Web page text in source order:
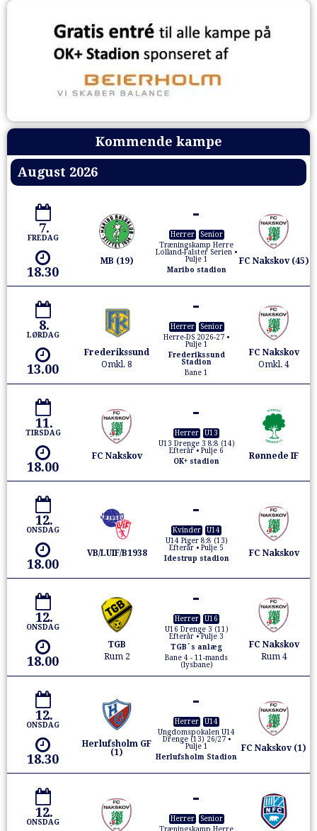
Kommende kampe
August 2026
7.
FREDAG
18.30
MB (19)
-
Herrer
Senior
Træningskamp Herre
Lolland-Falster Serien •
Pulje 1
Maribo stadion
FC Nakskov (45)
8.
LØRDAG
13.00
Frederikssund
Omkl. 8
-
Herrer
Senior
Herre-DS 2026-27 •
Pulje 1
Frederikssund
Stadion
Bane 1
FC Nakskov
Omkl. 4
11.
TIRSDAG
18.00
FC Nakskov
-
Herrer
U13
U13 Drenge 3 8:8 (14)
Efterår • Pulje 6
OK+ stadion
Rønnede IF
12.
ONSDAG
18.00
VB/LUIF/B1938
-
Kvinder
U14
U14 Piger 8:8 (13)
Efterår • Pulje 5
Idestrup stadion
FC Nakskov
12.
ONSDAG
18.00
TGB
Rum 2
-
Herrer
U16
U16 Drenge 3 (11)
Efterår • Pulje 3
TGB´s anlæg
Bane 4 - 11-mands
(lysbane)
FC Nakskov
Rum 4
12.
ONSDAG
18.30
Herlufsholm GF
(1)
-
Herrer
U14
Ungdomspokalen U14
Drenge (13) 26/27 •
Pulje 1
Herlufsholm Stadion
FC Nakskov (1)
12.
ONSDAG
-
Herrer
Senior
Træningskamp Herre